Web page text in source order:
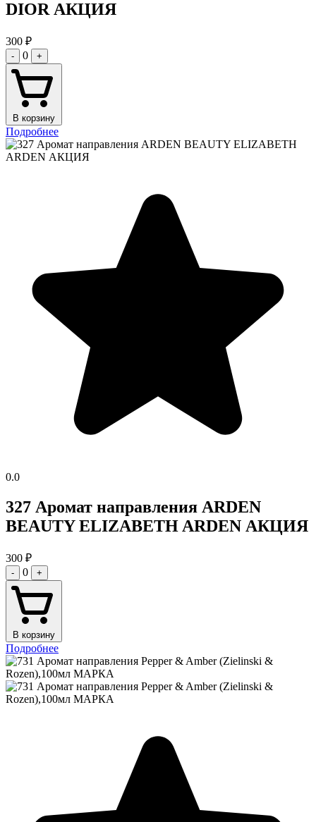
DIOR АКЦИЯ
300 ₽
- 0 +
В корзину
Подробнее
0.0
327 Аромат направления ARDEN
BEAUTY ELIZABETH ARDEN АКЦИЯ
300 ₽
- 0 +
В корзину
Подробнее